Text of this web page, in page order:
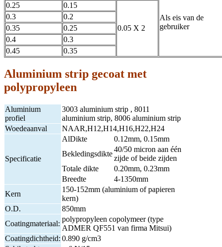
Als eis van de
gebruiker
0.25 0.15
0.05 X 2
0.3
0.2
0.35
0.25
0.4
0.3
0.45
0.35
Aluminium strip gecoat met
polypropyleen
Aluminium
profiel
3003 aluminium strip , 8011
aluminium strip, 8006 aluminium strip
Woedeaanval
NAAR,H12,H14,H16,H22,H24
Specificatie
AlDikte
0.12mm, 0.15mm
Bekledingsdikte
40/50 micron aan één
zijde of beide zijden
Totale dikte
0.20mm, 0.23mm
Breedte
4-1350mm
Kern
150-152mm (aluminium of papieren
kern)
O.D.
850mm
Coatingmateriaal:
polypropyleen copolymeer (type
ADMER QF551 van firma Mitsui)
Coatingdichtheid: 0.890 g/cm3